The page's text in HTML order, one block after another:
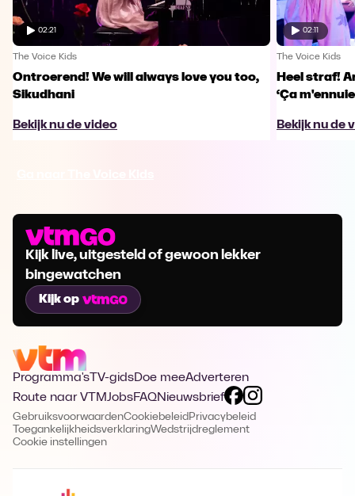
02:21
The Voice Kids
Ontroerend! We will always love you too,
Sikudhani
Bekijk nu de video
02:11
The Voice Kids
Heel straf!
‘Ça
Bekijk nu de
Kijk live, uitgesteld of gewoon lekker
bingewatchen
Kijk op
Programma's TV-gidsDoe meeAdverteren
Route naar VTMJobsFAQNieuwsbrief
GebruiksvoorwaardenCookiebeleid Privacybeleid
ToegankelijkheidsverklaringWedstrijdreglement
Cookie instellingen